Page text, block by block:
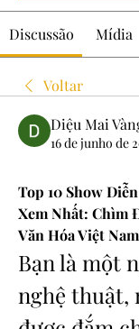
Discussão Mídia
Voltar
Diệu Mai
16 de junho de
Top 10 Show
Xem Nhất: Chìm
Văn Hóa Việt Nam
Bạn là một
nghệ thuật,